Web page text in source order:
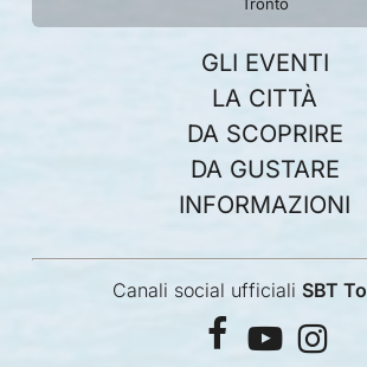
Tronto
GLI EVENTI
LA CITTÀ
DA SCOPRIRE
DA GUSTARE
INFORMAZIONI
Canali social ufficiali SBT
facebook
youtube